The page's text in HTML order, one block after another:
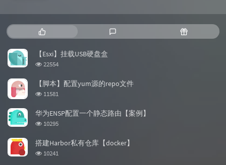
热
门
文
章
新
随
机
【Esxi】挂载USB硬盘盒
浏
次
数:
22554
【脚本】配置yum源的repo文件
浏
次
数:
11581
华为ENSP配置一个静态路由【案例】
浏
次
数:
10295
搭建Harbor私有仓库【docker】
浏
10241